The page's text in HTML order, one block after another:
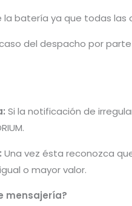
batería ya que todas
del despacho por
Si la notificación de
Una vez ésta reconozca
o mayor valor.
mensajería?